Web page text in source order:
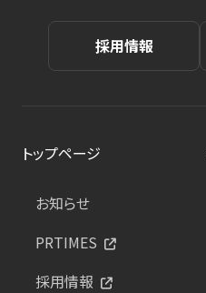
採用情報
トップページ
お知らせ
PRTIMES
採用情報